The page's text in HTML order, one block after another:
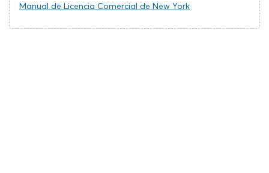
Manual de Licencia Comercial de New York